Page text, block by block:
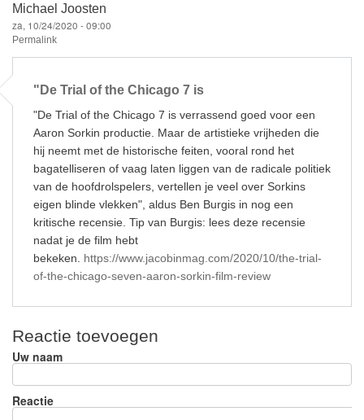
Michael Joosten
za, 10/24/2020 - 09:00
Permalink
"De Trial of the Chicago 7 is
"De Trial of the Chicago 7 is verrassend goed voor een
Aaron Sorkin productie. Maar de artistieke vrijheden die
hij neemt met de historische feiten, vooral rond het
bagatelliseren of vaag laten liggen van de radicale politiek
van de hoofdrolspelers, vertellen je veel over Sorkins
eigen blinde vlekken", aldus Ben Burgis in nog een
kritische recensie. Tip van Burgis: lees deze recensie
nadat je de film hebt
bekeken. https://www.jacobinmag.com/2020/10/the-trial-
of-the-chicago-seven-aaron-sorkin-film-review
Reactie toevoegen
Uw naam
Reactie